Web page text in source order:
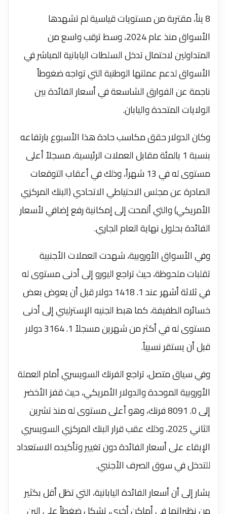
8 يناً، مقتربة من مستويات قياسية لم تشهدها
الأسواق منذ عام 2024، وسط ترقب واسع من
المتداولين لاحتمال تدخل السلطات اليابانية المباشر في
الأسواق لدعم عملتها الوطنية التي تواجه ضغوطاً
ناجمة عن الفوارق الشاسعة في أسعار الفائدة بين
الولايات المتحدة واليابان.
وكان الدولار حقق مكاسب حادة هذا الأسبوع بارتفاعه
بنسبة 1 بالمئة مقابل العملات الرئيسية، مسجلاً أعلى
مستوى له في 13 شهراً، وذلك في أعقاب التوقعات
الصادرة عن مجلس الاحتياطي الاتحادي (البنك المركزي
الأمريكي) والتي ألمحت إلى إمكانية رفع إضافي لأسعار
الفائدة بحلول نهاية العام الجاري.
وفي الأسواق الأوروبية، شهدت العملات الأجنبية
تقلبات ملحوظة، حيث تراجع اليورو إلى أدنى مستوى له
في ثلاثة أشهر عند 1. 1418 دولار قبل أن يعوض بعض
خسائره الطفيفة، كما هبط الجنيه الإسترليني إلى أدنى
مستوى له في أكثر من شهرين مسجلاً 1. 3164 دولار
قبل أن يستقر نسبياً.
وفي سياق متصل، تراجع الفرنك السويسري أمام العملة
الأوروبية الموحدة والدولار الأمريكي، حيث قفز الأخضر
إلى 0. 8091 فرنك، وهو أعلى مستوى له منذ تشرين
الثاني 2025، وذلك عقب قرار البنك المركزي السويسري
الإبقاء على أسعار الفائدة دون تغيير وتأكيده الاستعداد
للتدخل في سوق الصرف الأجنبي.
يشار إلى أن أسعار الفائدة اليابانية، التي تظل أقل بكثير
من نظيراتها في أماكن أخرى، تشكل ضغطاً على الين